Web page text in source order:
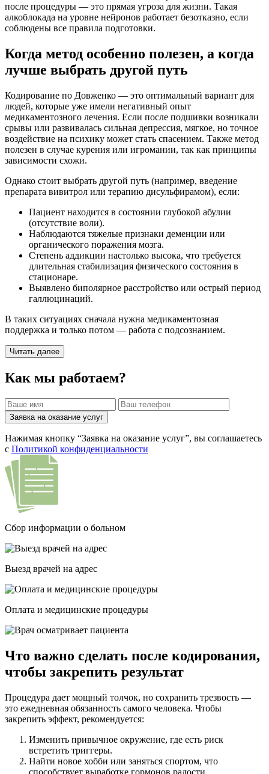
после процедуры — это прямая угроза для жизни. Такая
алкоблокада на уровне нейронов работает безотказно, если
соблюдены все правила подготовки.
Когда метод особенно полезен, а когда
лучше выбрать другой путь
Кодирование по Довженко — это оптимальный вариант для
людей, которые уже имели негативный опыт
медикаментозного лечения. Если после подшивки возникали
срывы или развивалась сильная депрессия, мягкое, но точное
воздействие на психику может стать спасением. Также метод
полезен в случае курения или игромании, так как принципы
зависимости схожи.
Однако стоит выбрать другой путь (например, введение
препарата вивитрол или терапию дисульфирамом), если:
Пациент находится в состоянии глубокой абулии
(отсутствие воли).
Наблюдаются тяжелые признаки деменции или
органического поражения мозга.
Степень аддикции настолько высока, что требуется
длительная стабилизация физического состояния в
стационаре.
Выявлено биполярное расстройство или острый период
галлюцинаций.
В таких ситуациях сначала нужна медикаментозная
поддержка и только потом — работа с подсознанием.
Читать далее
Как мы работаем?
Заявка на оказание услуг
Нажимая кнопку “Заявка на оказание услуг”, вы соглашаетесь
с Политикой конфиденциальности
Сбор информации о больном
Выезд врачей на адрес
Оплата и медицинские процедуры
Что важно сделать после кодирования,
чтобы закрепить результат
Процедура дает мощный толчок, но сохранить трезвость —
это ежедневная обязанность самого человека. Чтобы
закрепить эффект, рекомендуется:
Изменить привычное окружение, где есть риск
встретить триггеры.
Найти новое хобби или заняться спортом, что
способствует выработке гормонов радости